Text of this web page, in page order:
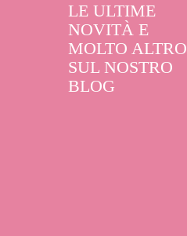
LE ULTIME
NOVITÀ E
MOLTO ALTRO
SUL NOSTRO
BLOG